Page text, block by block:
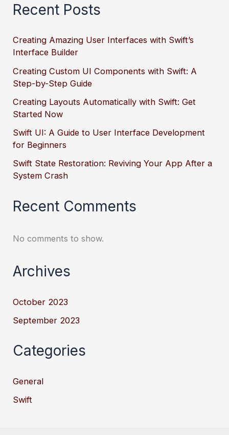
Recent Posts
Creating Amazing User Interfaces with Swift’s
Interface Builder
Creating Custom UI Components with Swift: A
Step-by-Step Guide
Creating Layouts Automatically with Swift: Get
Started Now
Swift UI: A Guide to User Interface Development
for Beginners
Swift State Restoration: Reviving Your App After a
System Crash
Recent Comments
No comments to show.
Archives
October 2023
September 2023
Categories
General
Swift